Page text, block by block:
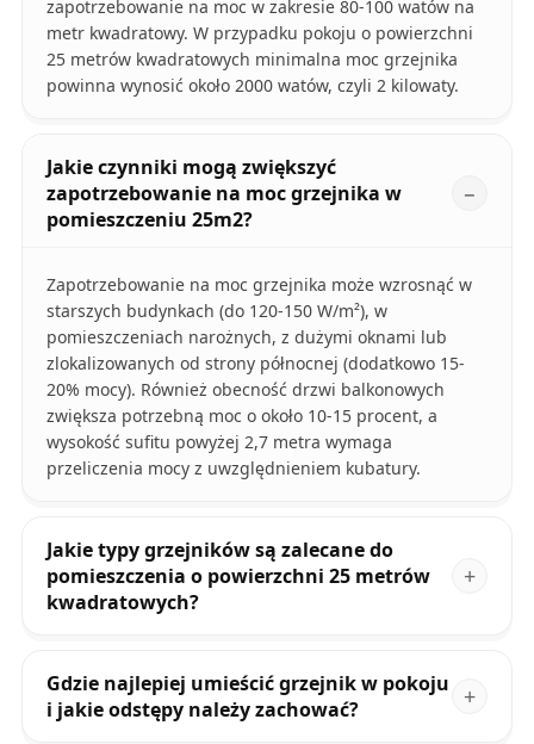
zapotrzebowanie na moc w zakresie 80-100 watów na
metr kwadratowy. W przypadku pokoju o powierzchni
25 metrów kwadratowych minimalna moc grzejnika
powinna wynosić około 2000 watów, czyli 2 kilowaty.
Jakie czynniki mogą zwiększyć
zapotrzebowanie na moc grzejnika w
pomieszczeniu 25m2?
Zapotrzebowanie na moc grzejnika może wzrosnąć w
starszych budynkach (do 120-150 W/m²), w
pomieszczeniach narożnych, z dużymi oknami lub
zlokalizowanych od strony północnej (dodatkowo 15-
20% mocy). Również obecność drzwi balkonowych
zwiększa potrzebną moc o około 10-15 procent, a
wysokość sufitu powyżej 2,7 metra wymaga
przeliczenia mocy z uwzględnieniem kubatury.
Jakie typy grzejników są zalecane do
pomieszczenia o powierzchni 25 metrów
kwadratowych?
Gdzie najlepiej umieścić grzejnik w pokoju
i jakie odstępy należy zachować?